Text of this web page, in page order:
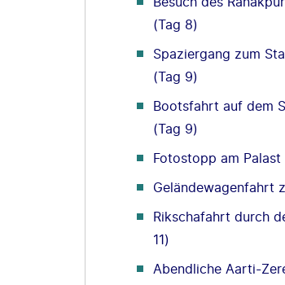
(Tag 8)
Spaziergang zum
(Tag 9)
Bootsfahrt auf dem
(Tag 9)
Fotostopp am Palast
Geländewagenfahrt
Rikschafahrt durch
11)
Abendliche Aarti-